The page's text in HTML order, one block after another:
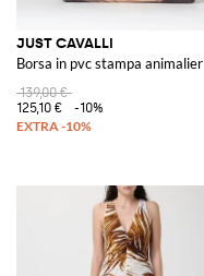
JUST CAVALLI
Borsa in pvc stampa animalier
139,00 €
125,10 €
-10%